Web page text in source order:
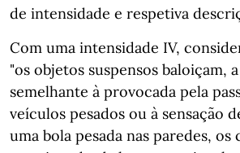
de intensidade e respetiva
Com uma intensidade IV,
"os objetos suspensos baloiçam,
semelhante à provocada pela
veículos pesados ou à sensação
uma bola pesada nas paredes, os